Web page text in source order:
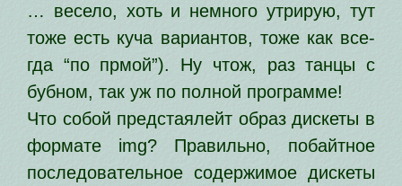
… весе­ло, хоть и немно­го утри­рую, тут
тоже есть куча вари­ан­тов, тоже как все­
гда “по прмой”). Ну чтож, раз тан­цы с
буб­ном, так уж по пол­ной программе!
Что собой пред­ста­я­лейт образ дис­ке­ты в
фор­ма­те img? Правильно, побайт­ное
после­до­ва­тель­ное содер­жи­мое дис­ке­ты